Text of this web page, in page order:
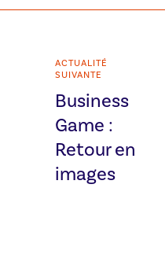
ACTUALITÉ
SUIVANTE
Business
Game :
Retour en
images